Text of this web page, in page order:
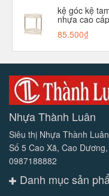
kệ góc kệ
nhựa cao
85.500₫
Nhựa Thành Luân
Siêu thị Nhựa Thành Luân
Số 5 Cao Xã, Cao
0987188882
Danh mục sản